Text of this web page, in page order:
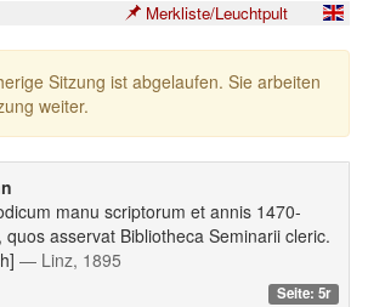
Merkliste/Leuchtpult
Sitzung ist abgelaufen. Sie arbeiten
weiter.
manu scriptorum et annis 1470-
asservat Bibliotheca Seminarii cleric.
— Linz, 1895
Seite: 5r